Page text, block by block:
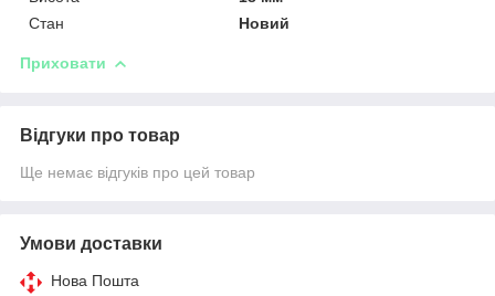
Стан
Новий
Приховати
Відгуки про товар
Ще немає відгуків про цей товар
Умови доставки
Нова Пошта